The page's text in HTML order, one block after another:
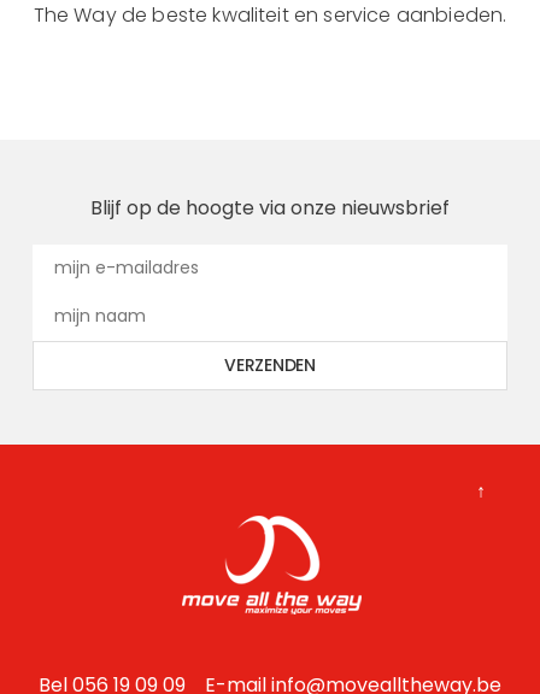
The Way de beste kwaliteit en service aanbieden.
Blijf op de hoogte via onze nieuwsbrief
↑
Bel 056 19 09 09 E-mailinfo@movealltheway.be